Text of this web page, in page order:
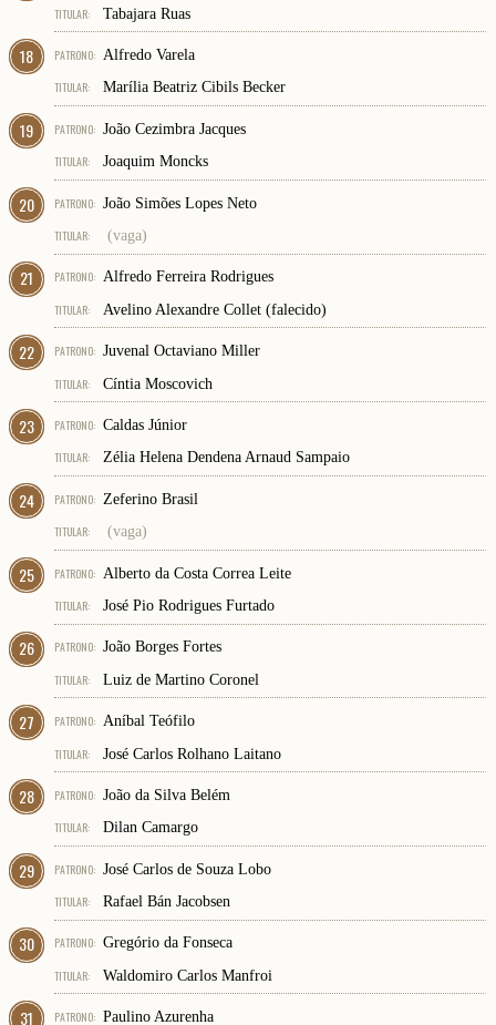
TITULAR:
Tabajara Ruas
18 PATRONO: Alfredo Varela
TITULAR:
Marília Beatriz Cibils Becker
19 PATRONO: João Cezimbra Jacques
TITULAR:
Joaquim Moncks
20 PATRONO: João Simões Lopes Neto
TITULAR:
(vaga)
21 PATRONO: Alfredo Ferreira Rodrigues
TITULAR:
Avelino Alexandre Collet (falecido)
22 PATRONO: Juvenal Octaviano Miller
TITULAR:
Cíntia Moscovich
23 PATRONO: Caldas Júnior
TITULAR:
Zélia Helena Dendena Arnaud Sampaio
24 PATRONO: Zeferino Brasil
TITULAR:
(vaga)
25 PATRONO: Alberto da Costa Correa Leite
TITULAR:
José Pio Rodrigues Furtado
26 PATRONO: João Borges Fortes
TITULAR:
Luiz de Martino Coronel
27 PATRONO: Aníbal Teófilo
TITULAR:
José Carlos Rolhano Laitano
28 PATRONO: João da Silva Belém
TITULAR:
Dilan Camargo
29 PATRONO: José Carlos de Souza Lobo
TITULAR:
Rafael Bán Jacobsen
30 PATRONO: Gregório da Fonseca
TITULAR:
Waldomiro Carlos Manfroi
31 PATRONO: Paulino Azurenha